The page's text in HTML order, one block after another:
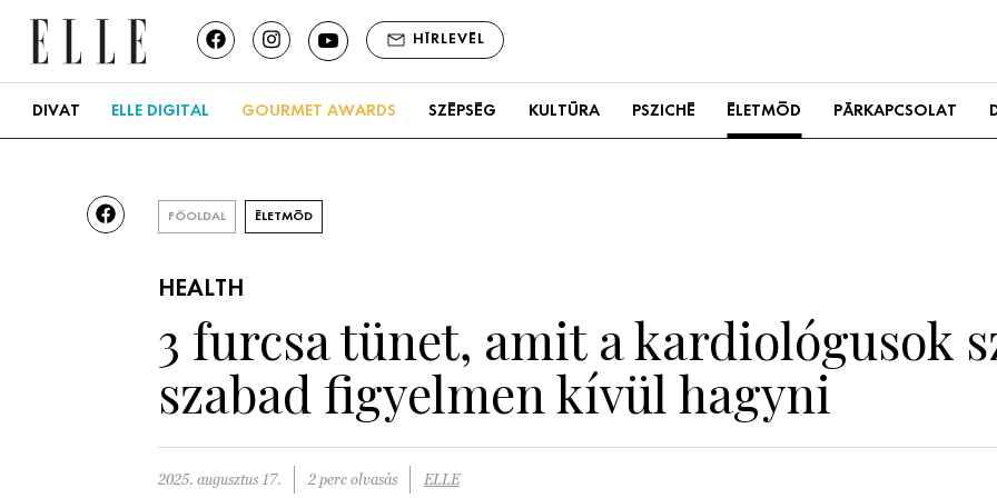
HÍRLEVÉL
DIVAT ELLE DIGITAL GOURMET AWARDS SZÉPSÉG KULTÚRA PSZICHÉ ÉLETMÓD PÁRKAPCSOLAT
FŐOLDAL ÉLETMÓD
HEALTH
3 furcsa tünet, amit a kardiológusok
szabad figyelmen kívül hagyni
2025. augusztus 17. 2 perc olvasás ELLE